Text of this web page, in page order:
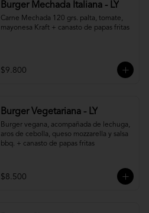
Burger Mechada Italiana - LY
Carne Mechada 120 grs. palta, tomate,
mayonesa Kraft + canasto de papas fritas
$9.800
Burger Vegetariana - LY
Burger vegana, acompañada de lechuga,
aros de cebolla, queso mozzarella y salsa
bbq. + canasto de papas fritas
$8.500